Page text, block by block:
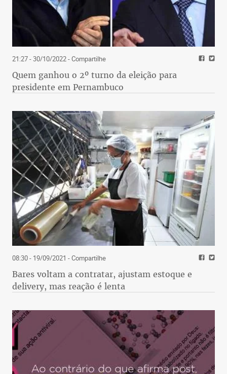
21:27 - 30/10/2022- Compartilhe
Quem ganhou o 2º turno da eleição para
presidente em Pernambuco
08:30 - 19/09/2021 - Compartilhe
Bares voltam a contratar, ajustam estoque e
delivery, mas reação é lenta